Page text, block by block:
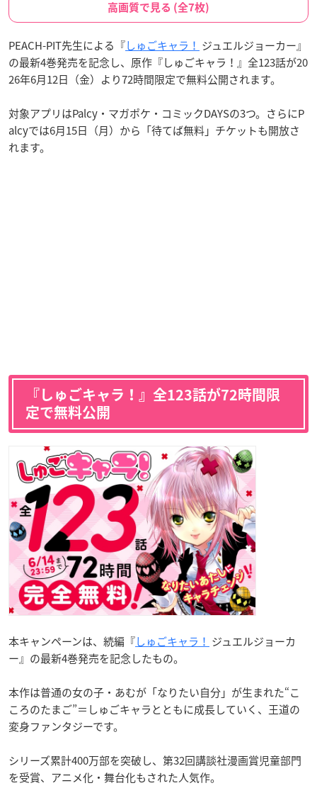
高画質で見る (全7枚)
PEACH-PIT先生による『しゅごキャラ！ ジュエルジョーカー』
の最新4巻発売を記念し、原作『しゅごキャラ！』全123話が20
26年6月12日（金）より72時間限定で無料公開されます。
対象アプリはPalcy・マガポケ・コミックDAYSの3つ。さらにP
alcyでは6月15日（月）から「待てば無料」チケットも開放さ
れます。
『しゅごキャラ！』全123話が72時間限
定で無料公開
本キャンペーンは、続編『しゅごキャラ！ ジュエルジョーカ
ー』の最新4巻発売を記念したもの。
本作は普通の女の子・あむが「なりたい自分」が生まれた“こ
ころのたまご”＝しゅごキャラとともに成長していく、王道の
変身ファンタジーです。
シリーズ累計400万部を突破し、第32回講談社漫画賞児童部門
を受賞、アニメ化・舞台化もされた人気作。